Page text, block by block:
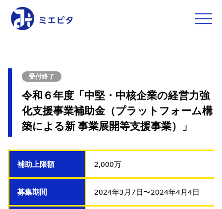
toggle
受付終了
令和６年度「中堅・中核企業の経営力強
化支援事業補助金（プラットフォーム構
築による新 事業展開等支援事業）」
補助上限額 2,000万
募集期間 2024年3月7日〜2024年4月4日